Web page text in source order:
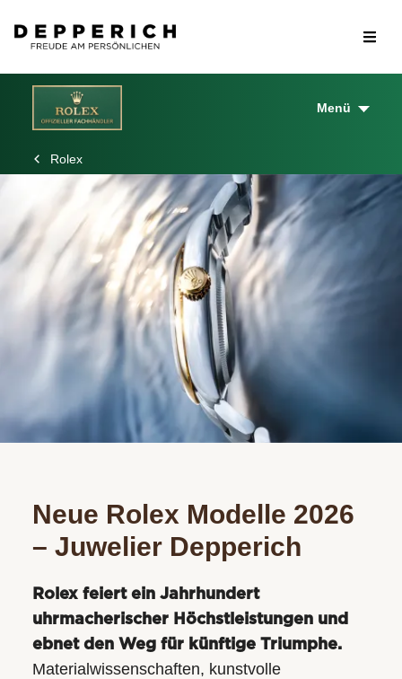
Menü
Rolex
Neue Rolex Modelle 2026
– Juwelier Depperich
Rolex feiert ein Jahrhundert
uhrmacherischer Höchstleistungen und
ebnet den Weg für künftige Triumphe.
Materialwissenschaften, kunstvolle